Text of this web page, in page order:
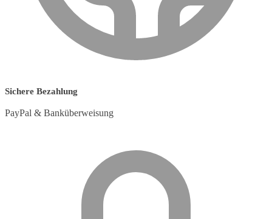
Sichere Bezahlung
PayPal & Banküberweisung